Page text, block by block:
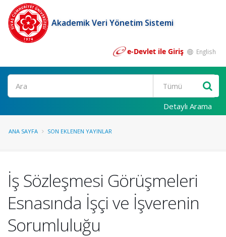
Akademik Veri Yönetim Sistemi
e-Devlet ile Giriş English
Ara
Detaylı Arama
ANA SAYFA SON EKLENEN YAYINLAR
İş Sözleşmesi Görüşmeleri
Esnasında İşçi ve İşverenin
Sorumluluğu